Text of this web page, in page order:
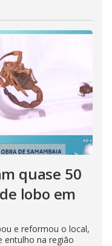
quase 50
lobo em
e reformou o local,
entulho na região